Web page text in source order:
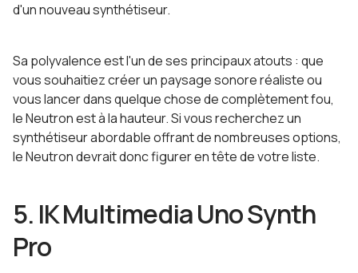
d'un nouveau synthétiseur.
Sa polyvalence est l'un de ses principaux atouts : que
vous souhaitiez créer un paysage sonore réaliste ou
vous lancer dans quelque chose de complètement fou,
le Neutron est à la hauteur. Si vous recherchez un
synthétiseur abordable offrant de nombreuses options,
le Neutron devrait donc figurer en tête de votre liste.
5. IK Multimedia Uno Synth
Pro